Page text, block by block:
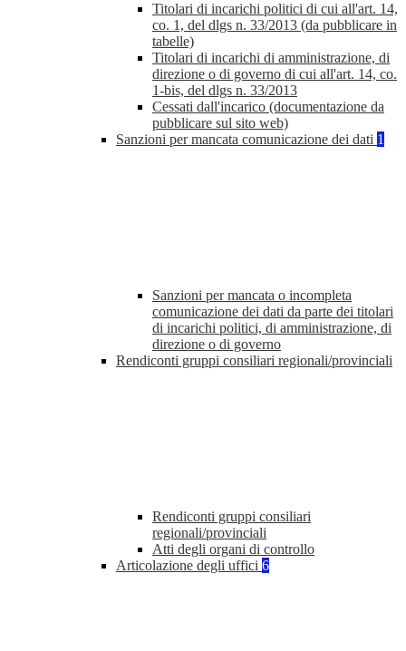
Titolari di incarichi politici di cui all'art. 14,
co. 1, del dlgs n. 33/2013 (da pubblicare in
tabelle)
Titolari di incarichi di amministrazione, di
direzione o di governo di cui all'art. 14, co.
1-bis, del dlgs n. 33/2013
Cessati dall'incarico (documentazione da
pubblicare sul sito web)
Sanzioni per mancata comunicazione dei dati 1
Sanzioni per mancata o incompleta
comunicazione dei dati da parte dei titolari
di incarichi politici, di amministrazione, di
direzione o di governo
Rendiconti gruppi consiliari regionali/provinciali
Rendiconti gruppi consiliari
regionali/provinciali
Atti degli organi di controllo
Articolazione degli uffici 6